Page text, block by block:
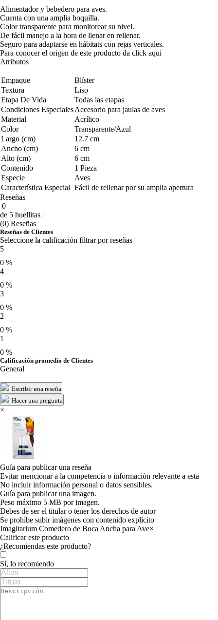
Alimentador y bebedero para aves.
Cuenta con una amplia boquilla.
Color transparente para monitorear su nivel.
De fácil manejo a la hora de llenar en rellenar.
Seguro para adaptarse en hábitats con rejas verticales.
Para conocer el origen de este producto da click aquí
Atributos
Empaque
Blíster
Textura
Liso
Etapa De Vida
Todas las etapas
Condiciones EspecialesAccesorio para jaulas de aves
Material
Acrílico
Color
Transparente/Azul
Largo (cm)
12.7 cm
Ancho (cm)
6 cm
Alto (cm)
6 cm
Contenido
1 Pieza
Especie
Aves
Característica Especial Fácil de rellenar por su amplia apertura
Reseñas
0
de 5 huellitas |
(0) Reseñas
Reseñas de Clientes
Seleccione la calificación filtrar por reseñas
5
0 %
4
0 %
3
0 %
2
0 %
1
0 %
Calificación promedio de Clientes
General
Escribir una reseña
Hacer una pregunta
×
Guía para publicar una reseña
Evitar mencionar a la competencia o información relevante a esta
No incluir información personal o datos sensibles.
Guía para publicar una imagen.
Peso máximo 5 MB por imagen.
Debes de ser el titular o tener los derechos de autor
Se prohíbe subir imágenes con contenido explícito
Imagitarium Comedero de Boca Ancha para Ave×
Calificar este producto
Tu valoración
¿Recomiendas este producto?
Sí, lo recomiendo